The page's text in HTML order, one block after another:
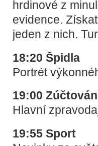
hrdinové z
evidence.
jeden z nich.
18:20 Špidla
Portrét
19:00
Hlavní
19:55 Sport